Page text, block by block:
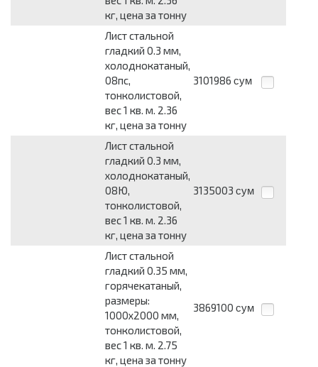
кг, цена за тонну
Лист стальной
гладкий 0.3 мм,
холоднокатаный,
08пс,
тонколистовой,
вес 1 кв. м. 2.36
кг, цена за тонну
3101986 сум
Лист стальной
гладкий 0.3 мм,
холоднокатаный,
08Ю,
тонколистовой,
вес 1 кв. м. 2.36
кг, цена за тонну
3135003 сум
Лист стальной
гладкий 0.35 мм,
горячекатаный,
размеры:
1000x2000 мм,
тонколистовой,
вес 1 кв. м. 2.75
кг, цена за тонну
3869100 сум